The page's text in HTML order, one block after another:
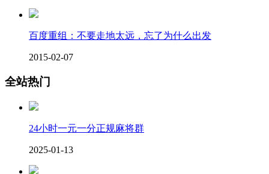
百度重组：不要走地太远，忘了为什么出发
2015-02-07
全站热门
24小时一元一分正规麻将群
2025-01-13